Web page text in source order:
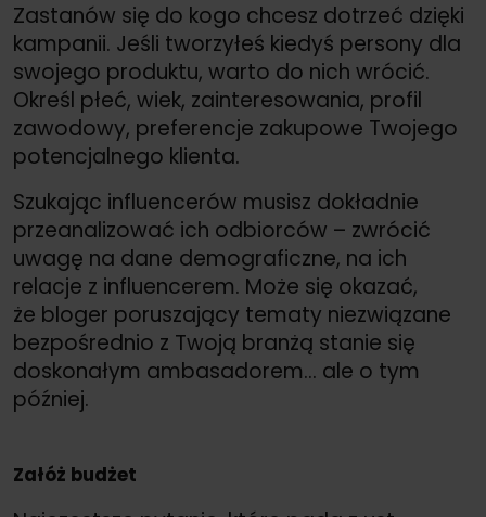
Zastanów się do kogo chcesz dotrzeć dzięki
kampanii. Jeśli tworzyłeś kiedyś persony dla
swojego produktu, warto do nich wrócić.
Określ płeć, wiek, zainteresowania, profil
zawodowy, preferencje zakupowe Twojego
potencjalnego klienta.
Szukając influencerów musisz dokładnie
przeanalizować ich odbiorców – zwrócić
uwagę na dane demograficzne, na ich
relacje z influencerem. Może się okazać,
że bloger poruszający tematy niezwiązane
bezpośrednio z Twoją branżą stanie się
doskonałym ambasadorem… ale o tym
później.
Załóż budżet